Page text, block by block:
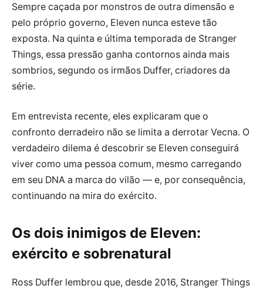
Sempre caçada por monstros de outra dimensão e
pelo próprio governo, Eleven nunca esteve tão
exposta. Na quinta e última temporada de Stranger
Things, essa pressão ganha contornos ainda mais
sombrios, segundo os irmãos Duffer, criadores da
série.
Em entrevista recente, eles explicaram que o
confronto derradeiro não se limita a derrotar Vecna. O
verdadeiro dilema é descobrir se Eleven conseguirá
viver como uma pessoa comum, mesmo carregando
em seu DNA a marca do vilão — e, por consequência,
continuando na mira do exército.
Os dois inimigos de Eleven:
exército e sobrenatural
Ross Duffer lembrou que, desde 2016, Stranger Things